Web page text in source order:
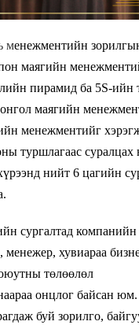
менежментийн
маягийн
пирамид ба 5S-ийн
маягийн
менежментийг
туршлагаас суралцах
нийт 6 цагийн
сургалтад компанийн
менежер, хувиараа
төлөөлөл
онцлог байсан
буй зорилго,